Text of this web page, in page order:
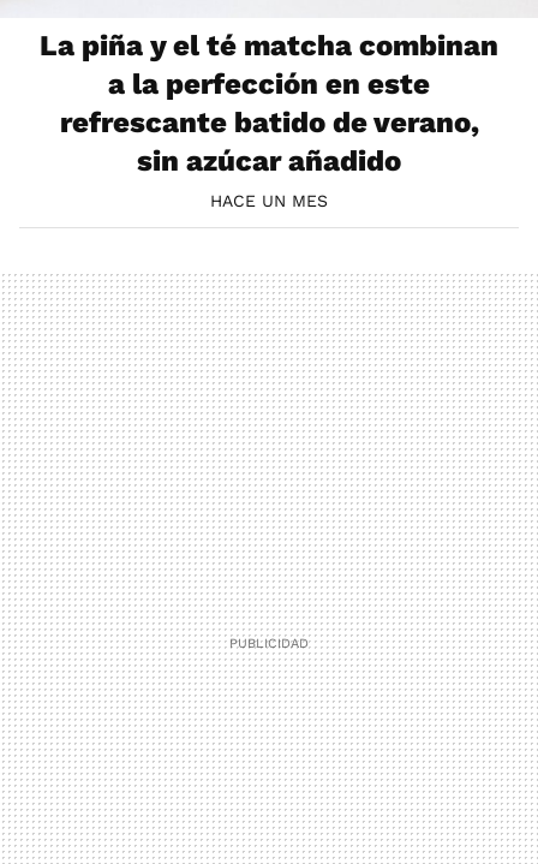
La piña y el té matcha combinan
a la perfección en este
refrescante batido de verano,
sin azúcar añadido
HACE UN MES